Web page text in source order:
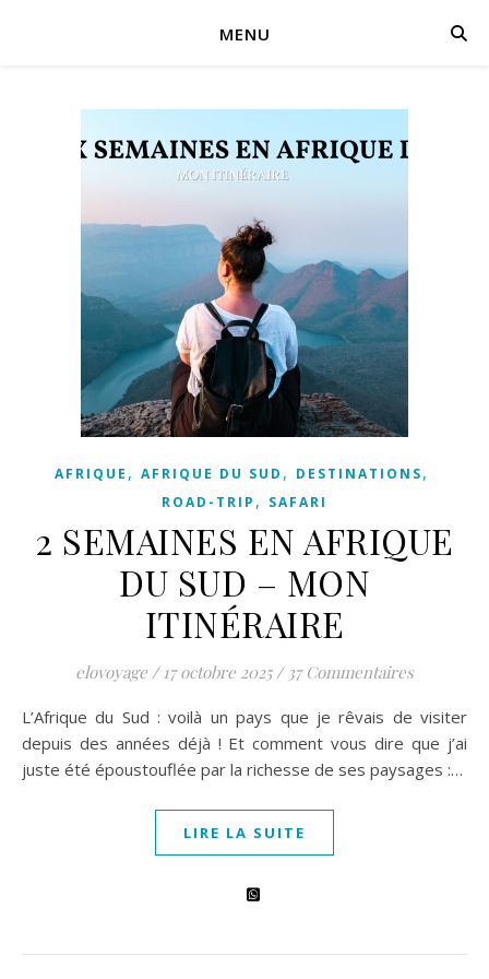
MENU
AFRIQUE , AFRIQUE DU SUD , DESTINATIONS,
ROAD-TRIP , SAFARI
2 SEMAINES EN AFRIQUE
DU SUD – MON
ITINÉRAIRE
elovoyage / 17 octobre 2025 / 37 Commentaires
L’Afrique du Sud : voilà un pays que je rêvais de visiter
depuis des années déjà ! Et comment vous dire que j’ai
juste été époustouflée par la richesse de ses paysages :…
LIRE LA SUITE